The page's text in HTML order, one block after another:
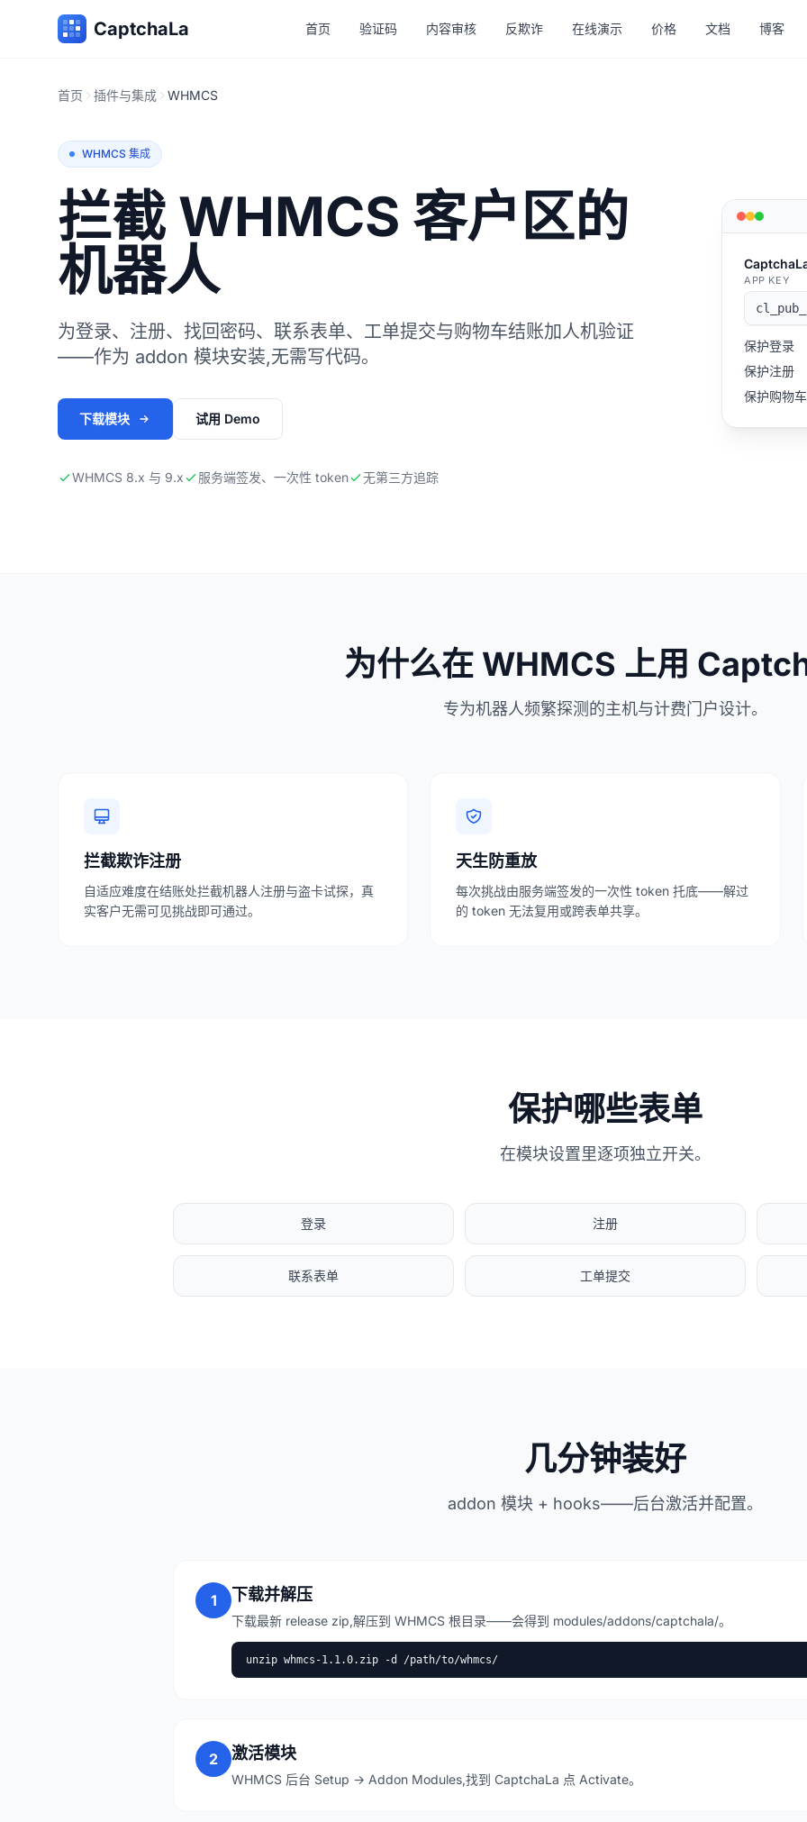
CaptchaLa 首页 验证码 内容审核 反欺诈 在线演示 价格 文档 博客
首页 插件与集成 WHMCS
WHMCS 集成
拦截 WHMCS 客户区的
机器人
为登录、注册、找回密码、联系表单、工单提交与购物车结账加人机验证
——作为 addon 模块安装,无需写代码。
下载模块 试用 Demo
WHMCS 8.x 与 9.x 服务端签发、一次性 token 无第三方追踪
APP KEY
保护登录
保护注册
保护购物
为什么在 WHMCS 上用
专为机器人频繁探测的主机与计费门户设计。
拦截欺诈注册
自适应难度在结账处拦截机器人注册与盗卡试探，真
实客户无需可见挑战即可通过。
天生防重放
每次挑战由服务端签发的一次性 token 托底——解过
的 token 无法复用或跨表单共享。
保护哪些表单
在模块设置里逐项独立开关。
登录 注册
联系表单 工单提交
几分钟装好
addon 模块 + hooks——后台激活并配置。
1 下载并解压
下载最新 release zip,解压到 WHMCS 根目录——会得到 modules/addons/captchala/。
unzip whmcs-1.1.0.zip -d /path/to/whmcs/
2 激活模块
WHMCS 后台 Setup → Addon Modules,找到 CaptchaLa 点 Activate。